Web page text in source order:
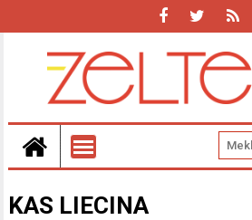
KAS LIECINA